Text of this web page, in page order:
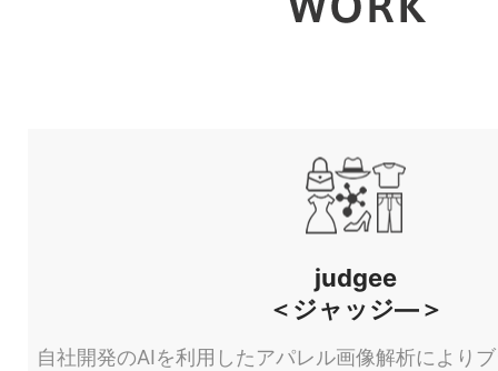
judgee
＜ジャッジ―＞
自社開発のAIを利用したアパレル画像解析により